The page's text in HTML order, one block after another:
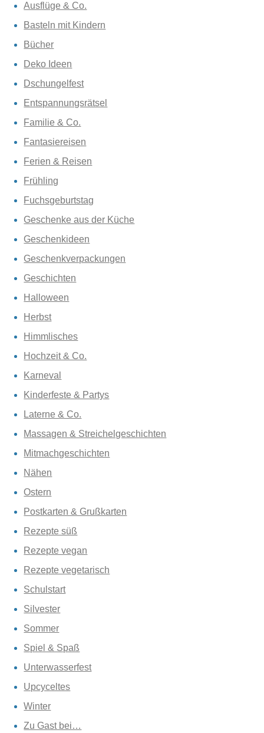
Ausflüge & Co.
Basteln mit Kindern
Bücher
Deko Ideen
Dschungelfest
Entspannungsrätsel
Familie & Co.
Fantasiereisen
Ferien & Reisen
Frühling
Fuchsgeburtstag
Geschenke aus der Küche
Geschenkideen
Geschenkverpackungen
Geschichten
Halloween
Herbst
Himmlisches
Hochzeit & Co.
Karneval
Kinderfeste & Partys
Laterne & Co.
Massagen & Streichelgeschichten
Mitmachgeschichten
Nähen
Ostern
Postkarten & Grußkarten
Rezepte süß
Rezepte vegan
Rezepte vegetarisch
Schulstart
Silvester
Sommer
Spiel & Spaß
Unterwasserfest
Upcyceltes
Winter
Zu Gast bei…